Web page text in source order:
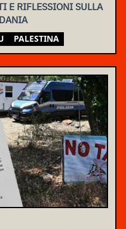
E RIFLESSIONI SULLA
PALESTINA